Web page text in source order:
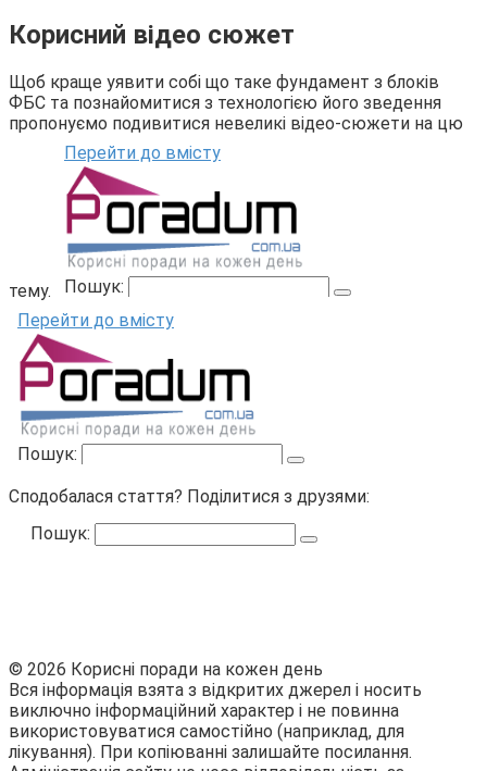
Корисний відео сюжет
Щоб краще уявити собі що таке фундамент з блоків
ФБС та познайомитися з технологією його зведення
пропонуємо подивитися невеликі відео-сюжети на цю
тему.
Сподобалася стаття? Поділитися з друзями:
Пошук:
© 2026 Корисні поради на кожен день
Вся інформація взята з відкритих джерел і носить
виключно інформаційний характер і не повинна
використовуватися самостійно (наприклад, для
лікування). При копіюванні залишайте посилання.